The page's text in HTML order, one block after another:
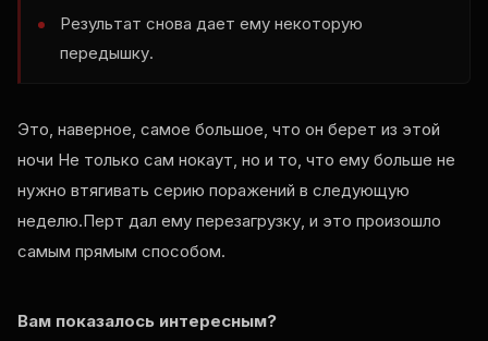
Результат снова дает ему некоторую
передышку.
Это, наверное, самое большое, что он берет из этой
ночи Не только сам нокаут, но и то, что ему больше не
нужно втягивать серию поражений в следующую
неделю.Перт дал ему перезагрузку, и это произошло
самым прямым способом.
Вам показалось интересным?